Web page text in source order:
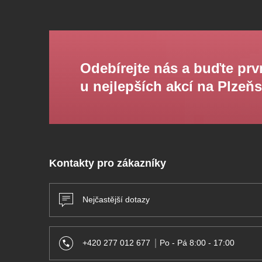
Předplatné v prodeji od 25. května 2026
7 skvělých důvodů proč se stát
1) VSTUPENKY MÁTE
měsíce –⁠⁠⁠⁠⁠⁠ celou sezónu máte klid.
- Ceny v rámci předplatného jsou vždy
kupovali zvlášť jednotlivé vstupenky.
3) KDYŽSE VÁM TO NEHODÍ...
onemocníte nebo se Vám prostě změní plány,
sebekamaráda, kolegu nebo babičku…
Odebírejte nás a buďte
u nejlepších akcí na
Kontakty pro zákazníky
Nejčastější dotazy
+420 277 012 677 Po - Pá 8:00 - 17:00